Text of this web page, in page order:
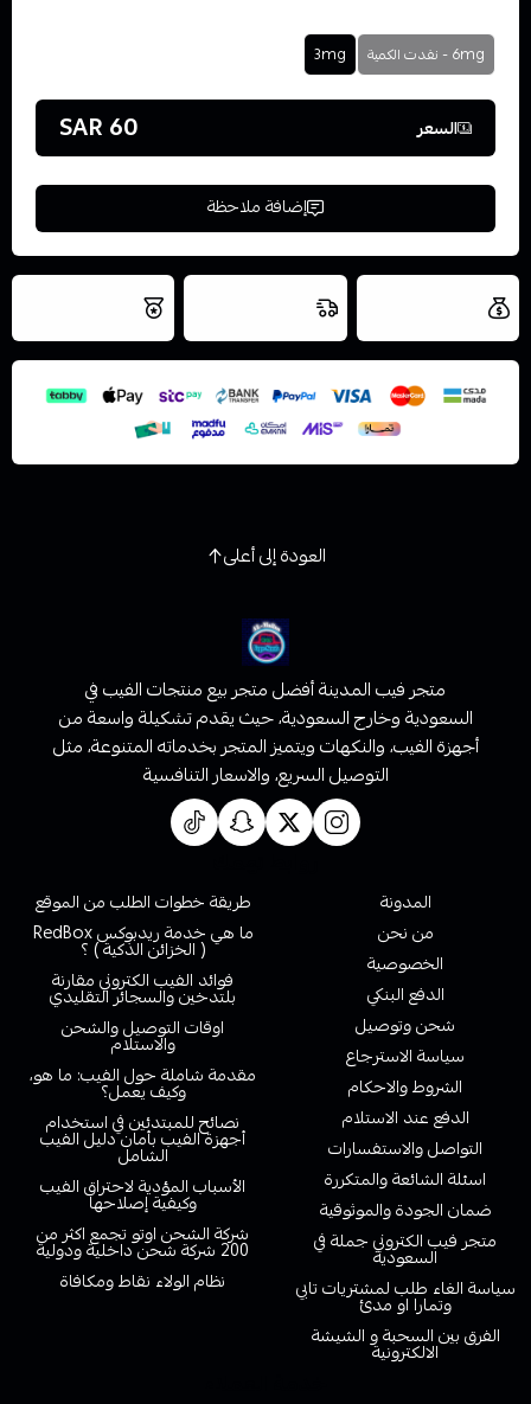
6mg - نفدت الكمية 3mg
السعر 60 SAR
إضافة ملاحظة
نتميز بلجودة
العودة إلى أعلى
متجر فيب المدينة أفضل متجر بيع منتجات الفيب في
السعودية وخارج السعودية، حيث يقدم تشكيلة واسعة من
أجهزة الفيب، والنكهات ويتميز المتجر بخدماته المتنوعة، مثل
التوصيل السريع، والاسعار التنافسية
المدونة
من نحن
الخصوصية
الدفع البنكي
شحن وتوصيل
سياسة الاسترجاع
الشروط والاحكام
الدفع عند الاستلام
التواصل والاستفسارات
اسئلة الشائعة والمتكررة
ضمان الجودة والموثوقية
متجر فيب الكتروني جملة في
السعودية
سياسة الغاء طلب لمشتريات تابي
وتمارا او مدئ
الفرق بين السحبة و الشيشة
الالكترونية
طريقة خطوات الطلب من الموقع
ما هي خدمة ريدبوكس RedBox
( الخزائن الذكية ) ؟
فوائد الفيب الكتروني مقارنة
بلتدخين والسجائر التقليدي
اوقات التوصيل والشحن
والاستلام
مقدمة شاملة حول الفيب: ما هو،
وكيف يعمل؟
نصائح للمبتدئين في استخدام
أجهزة الفيب بأمان دليل الفيب
الشامل
الأسباب المؤدية لاحتراق الفيب
وكيفية إصلاحها
شركة الشحن اوتو تجمع اكثر من
200 شركة شحن داخلية ودولية
نظام الولاء نقاط ومكافاة